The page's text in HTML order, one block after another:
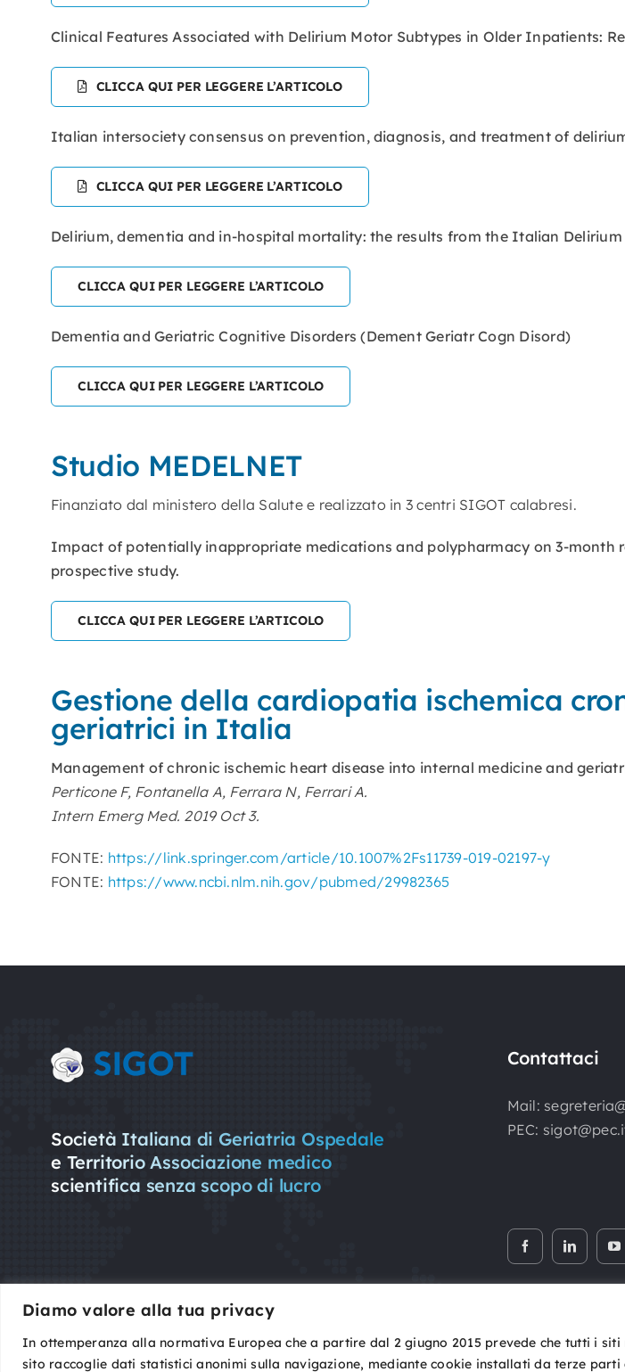
Diamo valore alla tua privacy
In ottemperanza alla normativa Europea che a partire dal 2 giugno 2015 prevede che tutti i
sito raccoglie dati statistici anonimi sulla navigazione, mediante cookie installati da terze
Clinical Features Associated with Delirium Motor Subtypes in Older Inpatients:
CLICCA QUI PER LEGGERE L’ARTICOLO
Italian intersociety consensus on prevention, diagnosis, and treatment of
CLICCA QUI PER LEGGERE L’ARTICOLO
Delirium, dementia and in-hospital mortality: the results from the Italian
CLICCA QUI PER LEGGERE L’ARTICOLO
Dementia and Geriatric Cognitive Disorders (Dement Geriatr Cogn Disord)
CLICCA QUI PER LEGGERE L’ARTICOLO
Studio MEDELNET
Finanziato dal ministero della Salute e realizzato in 3 centri SIGOT calabresi.
Impact of potentially inappropriate medications and polypharmacy on 3-month
prospective study.
CLICCA QUI PER LEGGERE L’ARTICOLO
Gestione della cardiopatia ischemica
geriatrici in Italia
Management of chronic ischemic heart disease into internal medicine and
Perticone F, Fontanella A, Ferrara N, Ferrari A.
Intern Emerg Med. 2019 Oct 3.
FONTE: https://link.springer.com/article/10.1007%2Fs11739-019-02197-y
FONTE: https://www.ncbi.nlm.nih.gov/pubmed/29982365
Società Italiana di Geriatria Ospedale
e Territorio Associazione medico
scientifica senza scopo di lucro
Contattaci
Mail:
PEC:
Copyright © 2026 SIGOT.